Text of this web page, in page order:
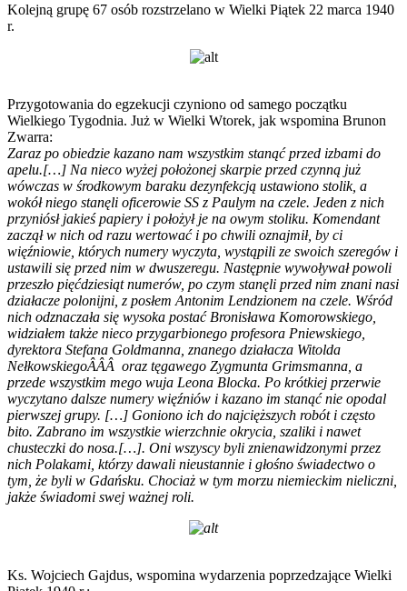
Kolejną grupę 67 osób rozstrzelano w Wielki Piątek 22 marca 1940
r.
Przygotowania do egzekucji czyniono od samego początku
Wielkiego Tygodnia. Już w Wielki Wtorek, jak wspomina Brunon
Zwarra:
Zaraz po obiedzie kazano nam wszystkim stanąć przed izbami do
apelu.[…] Na nieco wyżej położonej skarpie przed czynną już
wówczas w środkowym baraku dezynfekcją ustawiono stolik, a
wokół niego stanęli oficerowie SS z Paulym na czele. Jeden z nich
przyniósł jakieś papiery i położył je na owym stoliku. Komendant
zaczął w nich od razu wertować i po chwili oznajmił, by ci
więźniowie, których numery wyczyta, wystąpili ze swoich szeregów i
ustawili się przed nim w dwuszeregu. Następnie wywoływał powoli
przeszło pięćdziesiąt numerów, po czym stanęli przed nim znani nasi
działacze polonijni, z posłem Antonim Lendzionem na czele. Wśród
nich odznaczała się wysoka postać Bronisława Komorowskiego,
widziałem także nieco przygarbionego profesora Pniewskiego,
dyrektora Stefana Goldmanna, znanego działacza Witolda
NełkowskiegoÂÂÂ oraz tęgawego Zygmunta Grimsmanna, a
przede wszystkim mego wuja Leona Blocka. Po krótkiej przerwie
wyczytano dalsze numery więźniów i kazano im stanąć nie opodal
pierwszej grupy. […] Goniono ich do najcięższych robót i często
bito. Zabrano im wszystkie wierzchnie okrycia, szaliki i nawet
chusteczki do nosa.[…]. Oni wszyscy byli znienawidzonymi przez
nich Polakami, którzy dawali nieustannie i głośno świadectwo o
tym, że byli w Gdańsku. Chociaż w tym morzu niemieckim nieliczni,
jakże świadomi swej ważnej roli.
Ks. Wojciech Gajdus, wspomina wydarzenia poprzedzające Wielki